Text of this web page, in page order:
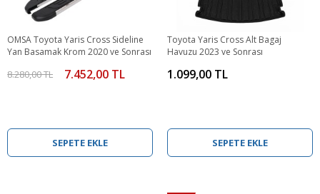
OMSA Toyota Yaris Cross Sideline
Yan Basamak Krom 2020 ve Sonrası
8.280,00 TL 7.452,00 TL
SEPETE EKLE
Toyota Yaris Cross Alt Bagaj
Havuzu 2023 ve Sonrası
1.099,00 TL
SEPETE EKLE